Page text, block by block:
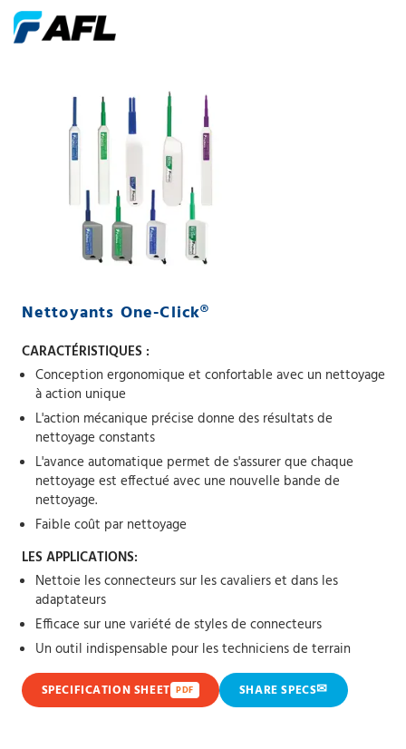
Nettoyants One-Click®
CARACTÉRISTIQUES :
Conception ergonomique et confortable avec un nettoyage
à action unique
L'action mécanique précise donne des résultats de
nettoyage constants
L'avance automatique permet de s'assurer que chaque
nettoyage est effectué avec une nouvelle bande de
nettoyage.
Faible coût par nettoyage
LES APPLICATIONS:
Nettoie les connecteurs sur les cavaliers et dans les
adaptateurs
Efficace sur une variété de styles de connecteurs
Un outil indispensable pour les techniciens de terrain
SPECIFICATION SHEET PDF SHARE SPECS✉